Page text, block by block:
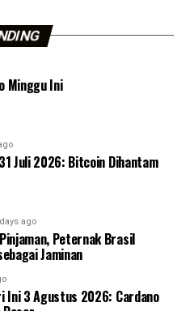
Minggu Ini
Juli 2026: Bitcoin Dihantam
ago
Peternak Brasil
Jaminan
Ini 3 Agustus 2026: Cardano